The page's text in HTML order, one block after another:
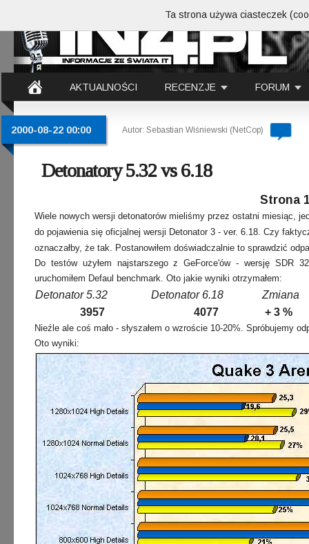
AKTUALNOŚCI RECENZJE FORUM
2000-08-22 00:00 Autor: Sebastian Wiśniewski (NetCop)
Detonatory 5.32 vs 6.18
Strona
Wiele nowych wersji detonatorów mieliśmy przez ostatni miesiąc,
do pojawienia się oficjalnej wersji Detonator 3 - ver. 6.18. Czy
oznaczałby, że tak. Postanowiłem doświadczalnie to sprawdzić
Do testów użyłem najstarszego z GeForce'ów - wersję SDR
uruchomiłem Defaul benchmark. Oto jakie wyniki otrzymałem:
Detonator 5.32 Detonator 6.18
Zmiana
3957
4077 + 3 %
Nieźle ale coś mało - słyszałem o wzroście 10-20%. Spróbujemy
Oto wyniki:
Ta strona używa ciasteczek